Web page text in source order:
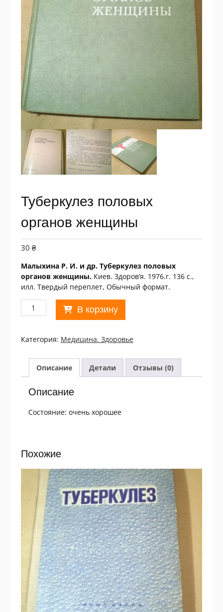
Туберкулез половых
органов женщины
30 ₴
Малыхина Р. И. и др. Туберкулез половых
органов женщины. Киев. Здоров’я. 1976.г. 136 с.,
илл. Твердый переплет, Обычный формат.
Количество
товара
половых
органов
женщины
В корзину
Категория: Медицина. Здоровье
Описание Детали Отзывы (0)
Описание
Состояние: очень хорошее
Похожие